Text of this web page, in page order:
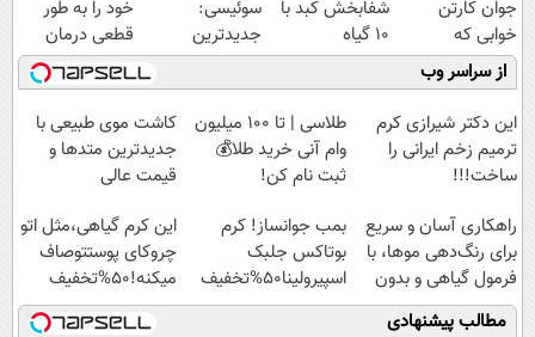
جوان کارتن
خوابی که
میلیاردر شد.
آموزش رایگان
شفابخش کبد با
10 گیاه
موثر(تخفیف تا
امشب)
سوئیسی:
جدیدترین
فناوری اروپا،
سبک و مقاوم |
پرداخت قسطی
خود را به طور
قطعی درمان
کنید!
◗پرسش‌نامه◖
از سراسر وب
این دکتر شیرازی کرم
ترمیم زخم ایرانی را
ساخت!!!
طلاسی | تا 100 میلیون
وام آنی خرید طلا💰
ثبت نام کن!
کاشت موی طبیعی با
جدیدترین متدها و
قیمت عالی
راهکاری آسان و سریع
برای رنگ‌دهی موها، با
فرمول گیاهی و بدون
آمونیاک
بمب جوانساز! کرم
بوتاکس جلبک
اسپیرولینا50%تخفیف
این کرم گیاهی،مثل اتو
چروکای پوستتوصاف
میکنه!50%تخفیف
مطالب پیشنهادی